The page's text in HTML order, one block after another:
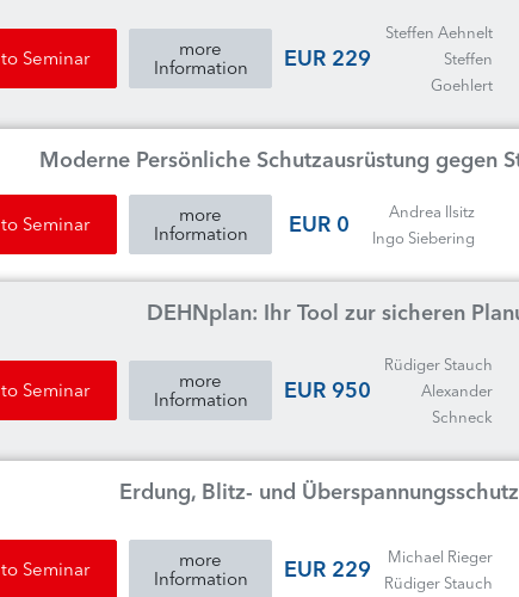
Steffen Aehnelt
Steffen
Goehlert
229 EUR
more
Information
to Seminar
Moderne Persönliche Schutzausrüstung gegen
Andrea Ilsitz
Ingo Siebering
0 EUR
more
Information
to Seminar
DEHNplan: Ihr Tool zur sicheren
Rüdiger Stauch
Alexander
Schneck
950 EUR
more
Information
to Seminar
Erdung, Blitz- und
Michael Rieger
Rüdiger Stauch
229 EUR
more
Information
to Seminar